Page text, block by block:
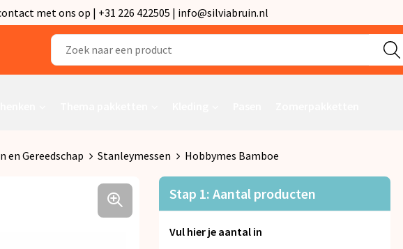
met ons op | +31 226 422505 | info@silviabruin.nl
en Gereedschap Stanleymessen Hobbymes Bamboe
Stap 1: Aantal producten
Vul hier je aantal in